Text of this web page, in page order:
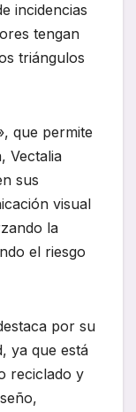
incidencias
tengan
triángulos
que permite
Vectalia
sus
visual
la
el riesgo
por su
ya que está
reciclado y